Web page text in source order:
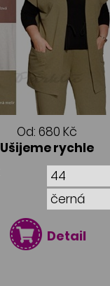
Od: 680 Kč
Ušijeme rychle
Detail